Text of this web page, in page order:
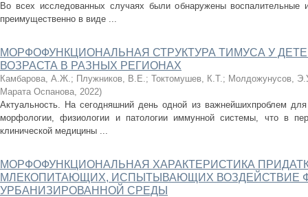
Во всех исследованных случаях были обнаружены воспалительные
преимущественно в виде ...
МОРФОФУНКЦИОНАЛЬНАЯ СТРУКТУРА ТИМУСА У
ВОЗРАСТА В РАЗНЫХ РЕГИОНАХ
Камбарова, А.Ж.; Плужников, В.Е.; Токтомушев, К.Т.; Молдожунусов,
Марата Оспанова, 2022)
Актуальность. На сегодняшний день одной из важнейшихпроблем для
морфологии, физиологии и патологии иммунной системы, что в
клинической медицины ...
МОРФОФУНКЦИОНАЛЬНАЯ ХАРАКТЕРИСТИКА
МЛЕКОПИТАЮЩИХ, ИСПЫТЫВАЮЩИХ ВОЗДЕЙСТВИЕ
УРБАНИЗИРОВАННОЙ СРЕДЫ